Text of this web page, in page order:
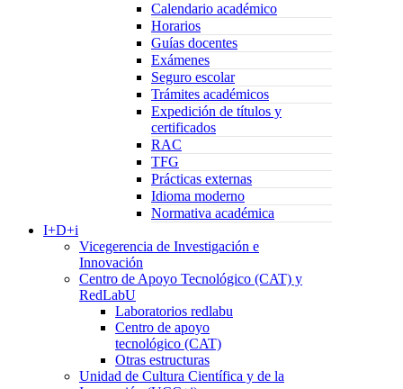
Calendario académico
Horarios
Guías docentes
Exámenes
Seguro escolar
Trámites académicos
Expedición de títulos y
certificados
RAC
TFG
Prácticas externas
Idioma moderno
Normativa académica
I+D+i
Vicegerencia de Investigación e
Innovación
Centro de Apoyo Tecnológico (CAT) y
RedLabU
Laboratorios redlabu
Centro de apoyo
tecnológico (CAT)
Otras estructuras
Unidad de Cultura Científica y de la